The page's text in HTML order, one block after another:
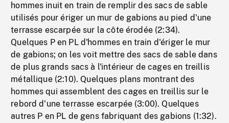
hommes inuit en train de remplir des sacs de sable
utilisés pour ériger un mur de gabions au pied d'une
terrasse escarpée sur la côte érodée (2:34).
Quelques P en PL d'hommes en train d'ériger le mur
de gabions; on les voit mettre des sacs de sable dans
de plus grands sacs à l'intérieur de cages en treillis
métallique (2:10). Quelques plans montrant des
hommes qui assemblent des cages en treillis sur le
rebord d'une terrasse escarpée (3:00). Quelques
autres P en PL de gens fabriquant des gabions (1:32).